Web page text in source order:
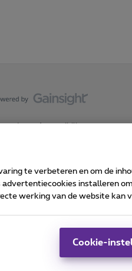
Accessibility statement
te verbeteren en om de
installeren
werking van de website kan
Cookie-